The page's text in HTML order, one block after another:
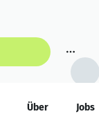
Über Jobs